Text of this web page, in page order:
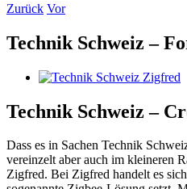
Zurück Vor
Technik Schweiz –
Zeige
Bild
Technik Schweiz –
Dass es in Sachen Technik
vereinzelt aber auch im kleineren
Zigfred. Bei Zigfred handelt es